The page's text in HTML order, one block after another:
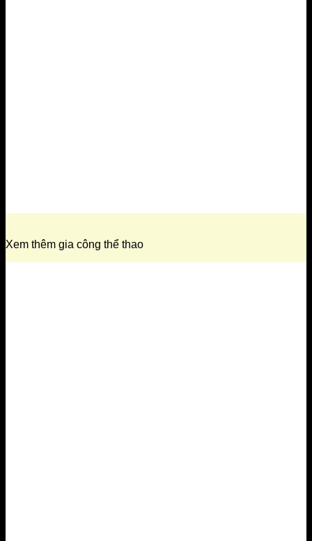
Xem thêm gia công thể thao